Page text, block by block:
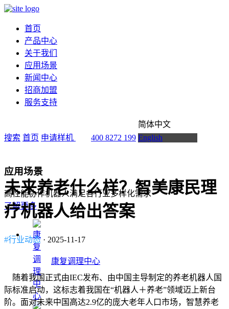
首页
产品中心
关于我们
应用场景
新闻中心
招商加盟
服务支持
搜索 首页 申请样机 400 8272 199
简体中文
English
应用场景
高性能协作机器人满足各行业多样化需求
了解更多
康复调理中心
未来养老什么样？智美康民理
疗机器人给出答案
#行业动态 · 2025-11-17
随着我国正式由IEC发布、由中国主导制定的养老机器人国
际标准启动，这标志着我国在“机器人＋养老”领域迈上新台
阶。面对未来中国高达2.9亿的庞大老年人口市场，智慧养老